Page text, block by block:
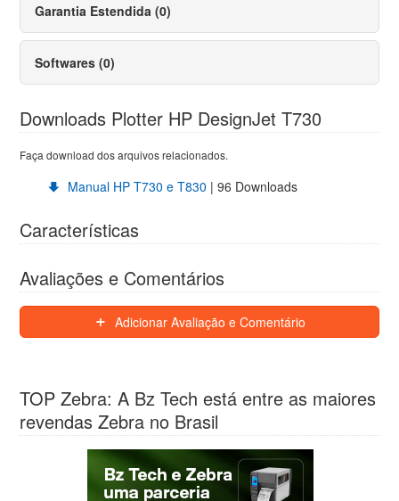
Garantia Estendida (0)
Softwares (0)
Downloads Plotter HP DesignJet T730
Faça download dos arquivos relacionados.
Manual HP T730 e T830 | 96 Downloads
Características
Avaliações e Comentários
Adicionar Avaliação e Comentário
TOP Zebra: A Bz Tech está entre as maiores
revendas Zebra no Brasil